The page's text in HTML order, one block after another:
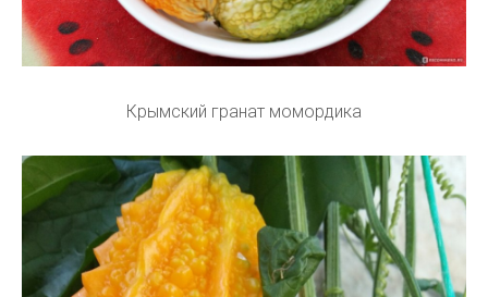
Крымский гранат момордика